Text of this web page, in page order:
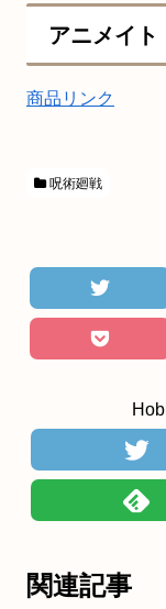
アニメイト
商品リンク
呪術廻戦
関連記事